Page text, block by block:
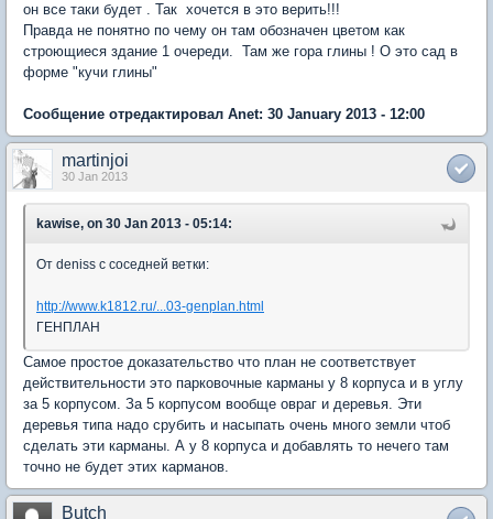
он все таки будет . Так хочется в это верить!!!
Правда не понятно по чему он там обозначен цветом как
строющиеся здание 1 очереди. Там же гора глины ! О это сад в
форме "кучи глины"
Сообщение отредактировал Anet: 30 January 2013 - 12:00
martinjoi
30 Jan 2013
kawise, on 30 Jan 2013 - 05:14:
От deniss с соседней ветки:
http://www.k1812.ru/...03-genplan.html
ГЕНПЛАН
Самое простое доказательство что план не соответствует
действительности это парковочные карманы у 8 корпуса и в углу
за 5 корпусом. За 5 корпусом вообще овраг и деревья. Эти
деревья типа надо срубить и насыпать очень много земли чтоб
сделать эти карманы. А у 8 корпуса и добавлять то нечего там
точно не будет этих карманов.
Butch